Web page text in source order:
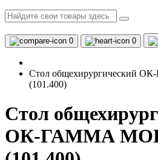
0 0
Стол общехирургический
(101.400)
Стол
ОК-ГАММА